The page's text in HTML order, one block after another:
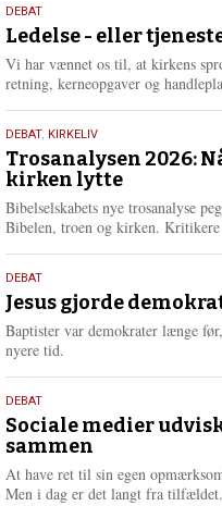
e
r
e
10.
juni
2026
DEBAT
Ledelse - eller
Vi har vænnet os til, at kirkens
retning, kerneopgaver og
2.
juni
2026
DEBAT, KIRKELIV
Trosanalysen 2026:
kirken lytte
Bibelselskabets nye trosanalyse
Bibelen, troen og kirken.
18.
maj
2026
DEBAT
Jesus gjorde
Baptister var demokrater længe
nyere tid.
18.
maj
2026
DEBAT
Sociale medier
sammen
At have ret til sin egen
Men i dag er det langt fra tilfældet.